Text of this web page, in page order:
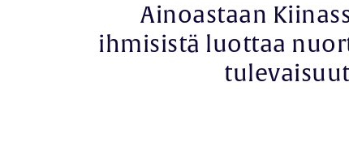
Ainoastaan
ihmisistä luottaa